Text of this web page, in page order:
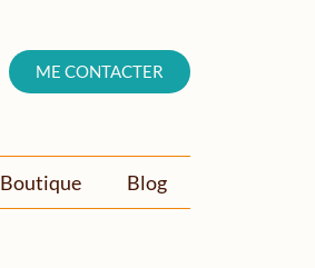
ME CONTACTER
Boutique Blog